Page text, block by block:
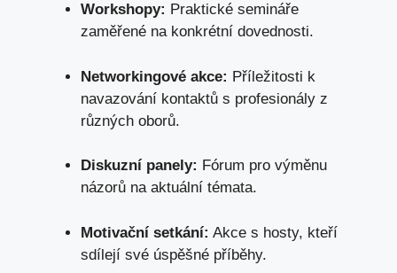
Workshopy: Praktické semináře
zaměřené na konkrétní dovednosti.
Networkingové akce: Příležitosti k
navazování kontaktů s profesionály z
různých oborů.
Diskuzní panely: Fórum pro výměnu
názorů na aktuální témata.
Motivační setkání: Akce s hosty, kteří
sdílejí své úspěšné příběhy.